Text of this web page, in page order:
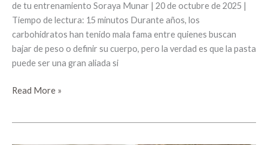
de tu entrenamiento Soraya Munar | 20 de octubre de 2025 |
Tiempo de lectura: 15 minutos Durante años, los
carbohidratos han tenido mala fama entre quienes buscan
bajar de peso o definir su cuerpo, pero la verdad es que la pasta
puede ser una gran aliada si
Read More »